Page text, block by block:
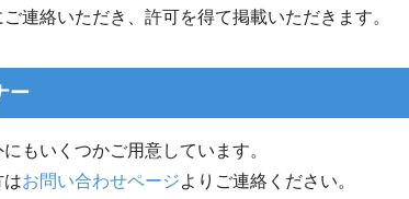
連絡いただき、許可を得て掲載いただきます。
ー
もいくつかご用意しています。
はお問い合わせページよりご連絡ください。